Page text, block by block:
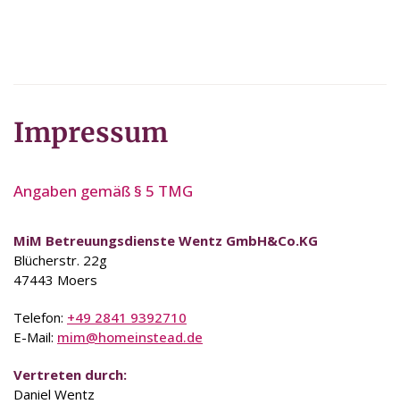
Impressum
Angaben gemäß § 5 TMG
MiM Betreuungsdienste Wentz GmbH&Co.KG
Blücherstr. 22g
47443 Moers
Telefon: +49 2841 9392710
E-Mail: mim@homeinstead.de
Vertreten durch:
Daniel Wentz